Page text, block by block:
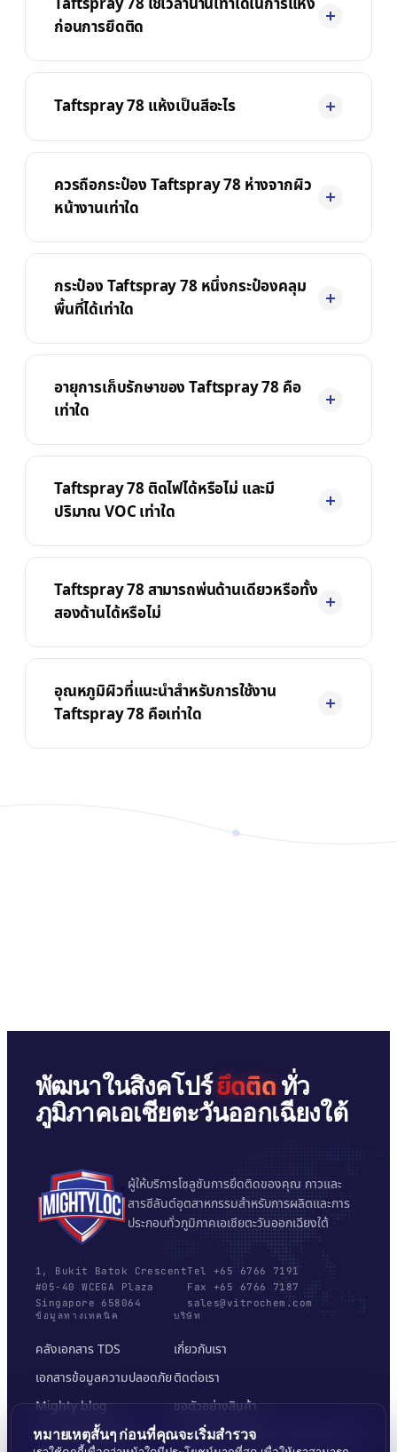
ก่อนการยึดติด
Taftspray 78 แห้งเป็นสีอะไร
ควรถือกระป๋อง Taftspray 78 ห่างจากผิว
หน้างานเท่าใด
กระป๋อง Taftspray 78 หนึ่งกระป๋องคลุม
พื้นที่ได้เท่าใด
อายุการเก็บรักษาของ Taftspray 78 คือ
เท่าใด
Taftspray 78 ติดไฟได้หรือไม่ และมี
ปริมาณ VOC เท่าใด
Taftspray 78 สามารถพ่นด้านเดียวหรือทั้ง
สองด้านได้หรือไม่
อุณหภูมิผิวที่แนะนำสำหรับการใช้งาน
Taftspray 78 คือเท่าใด
พัฒนาในสิงคโปร์ยึดติด ทั่ว
ภูมิภาคเอเชียตะวันออกเฉียงใต้
ผู้ให้บริการโซลูชันการยึดติดของคุณ กาวและ
สารซีลันต์อุตสาหกรรมสำหรับการผลิตและการ
ประกอบทั่วภูมิภาคเอเชียตะวันออกเฉียงใต้
1, Bukit Batok Crescent
#05-40 WCEGA Plaza
Singapore 658064
Tel +65 6766 7191
Fax +65 6766 7187
sales@vitrochem.com
ข้อมูลทางเทคนิค
คลังเอกสาร TDS
เอกสารข้อมูลความปลอดภัย
Mighty blog
เครื่องมือเลือกพื้นผิว
บริษัท
เกี่ยวกับเรา
ติดต่อเรา
ขอตัวอย่างสินค้า
นโยบายความเป็นส่วนตัวและข้อกำหนด
หมายเหตุสั้นๆ ก่อนที่คุณจะเริ่มสำรวจ